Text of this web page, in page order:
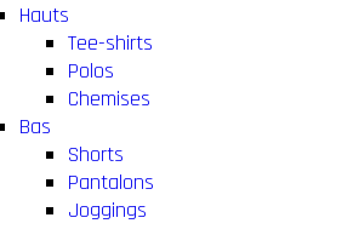
Hauts
Tee-shirts
Polos
Chemises
Bas
Shorts
Pantalons
Joggings